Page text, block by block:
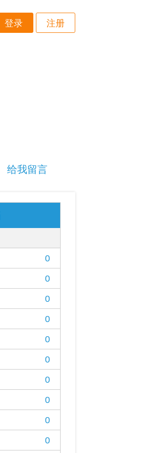
登录 注册
给我留言
0
0
0
0
0
0
0
0
0
0